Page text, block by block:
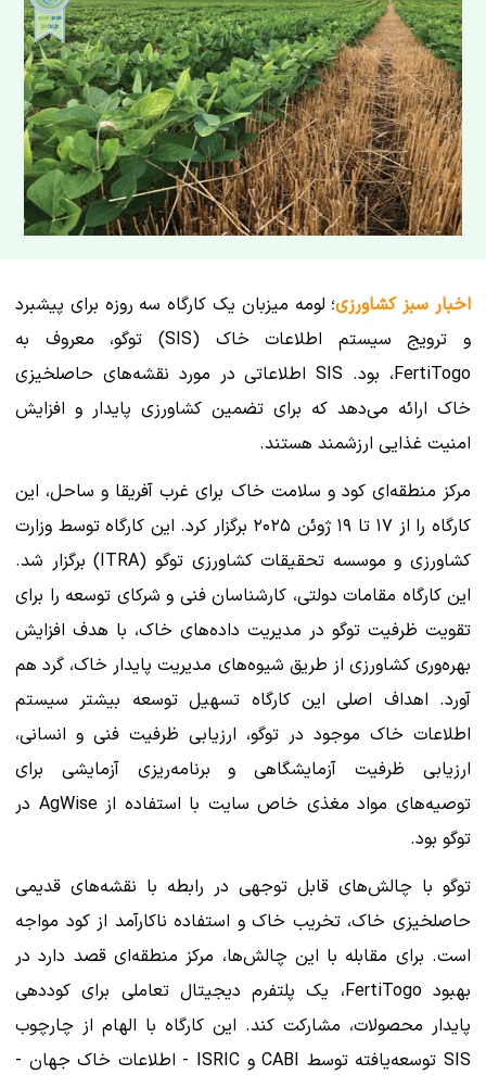
اخبار سبز کشاورزی؛ لومه میزبان یک کارگاه سه روزه برای پیشبرد
و ترویج سیستم اطلاعات خاک (SIS) توگو، معروف به
FertiTogo، بود. SIS اطلاعاتی در مورد نقشه‌های حاصلخیزی
خاک ارائه می‌دهد که برای تضمین کشاورزی پایدار و افزایش
امنیت غذایی ارزشمند هستند.
مرکز منطقه‌ای کود و سلامت خاک برای غرب آفریقا و ساحل، این
کارگاه را از ۱۷ تا ۱۹ ژوئن ۲۰۲۵ برگزار کرد. این کارگاه توسط وزارت
کشاورزی و موسسه تحقیقات کشاورزی توگو (ITRA) برگزار شد.
این کارگاه مقامات دولتی، کارشناسان فنی و شرکای توسعه را برای
تقویت ظرفیت توگو در مدیریت داده‌های خاک، با هدف افزایش
بهره‌وری کشاورزی از طریق شیوه‌های مدیریت پایدار خاک، گرد هم
آورد. اهداف اصلی این کارگاه تسهیل توسعه بیشتر سیستم
اطلاعات خاک موجود در توگو، ارزیابی ظرفیت فنی و انسانی،
ارزیابی ظرفیت آزمایشگاهی و برنامه‌ریزی آزمایشی برای
توصیه‌های مواد مغذی خاص سایت با استفاده از AgWise در
توگو بود.
توگو با چالش‌های قابل توجهی در رابطه با نقشه‌های قدیمی
حاصلخیزی خاک، تخریب خاک و استفاده ناکارآمد از کود مواجه
است. برای مقابله با این چالش‌ها، مرکز منطقه‌ای قصد دارد در
بهبود FertiTogo، یک پلتفرم دیجیتال تعاملی برای کوددهی
پایدار محصولات، مشارکت کند. این کارگاه با الهام از چارچوب
SIS توسعه‌یافته توسط CABI و ISRIC - اطلاعات خاک جهان -